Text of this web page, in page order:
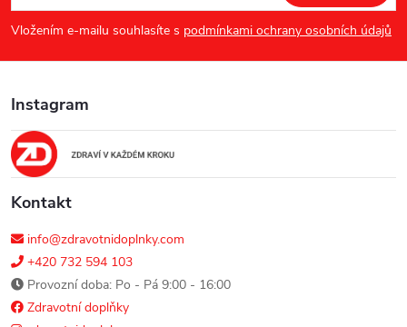
í
p
r
v
k
y
v
ý
p
p
a
t
Vložením e-mailu souhlasíte s podmínkami ochrany osobních údajů
Instagram
Kontakt
info@zdravotnidoplnky.com
+420 732 594 103
Provozní doba: Po - Pá 9:00 - 16:00
Zdravotní doplňky